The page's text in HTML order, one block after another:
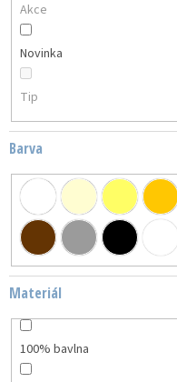
Akce
Novinka
Tip
Barva
Materiál
100% bavlna